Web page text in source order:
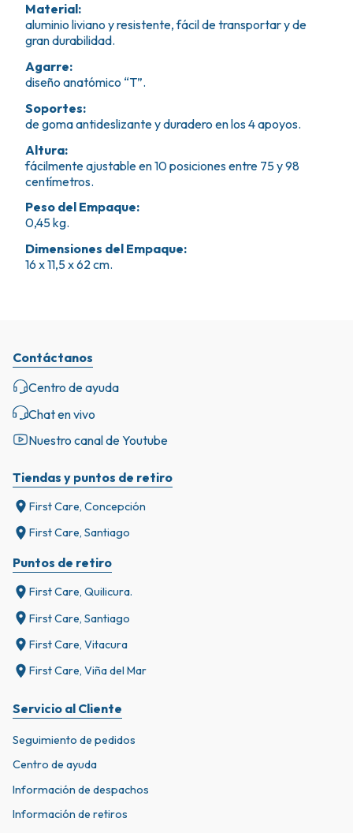
Material:
aluminio liviano y resistente, fácil de transportar y de
gran durabilidad.
Agarre:
diseño anatómico “T”.
Soportes:
de goma antideslizante y duradero en los 4 apoyos.
Altura:
fácilmente ajustable en 10 posiciones entre 75 y 98
centímetros.
Peso del Empaque:
0,45 kg.
Dimensiones del Empaque:
16 x 11,5 x 62 cm.
Tiendas y puntos de retiro
First Care, Concepción
First Care, Santiago
Puntos de retiro
First Care, Quilicura.
First Care, Santiago
First Care, Vitacura
First Care, Viña del Mar
Servicio al Cliente
Seguimiento de pedidos
Centro de ayuda
Información de despachos
Información de retiros
Contáctanos
Centro de ayuda
Chat en vivo
Nuestro canal de Youtube